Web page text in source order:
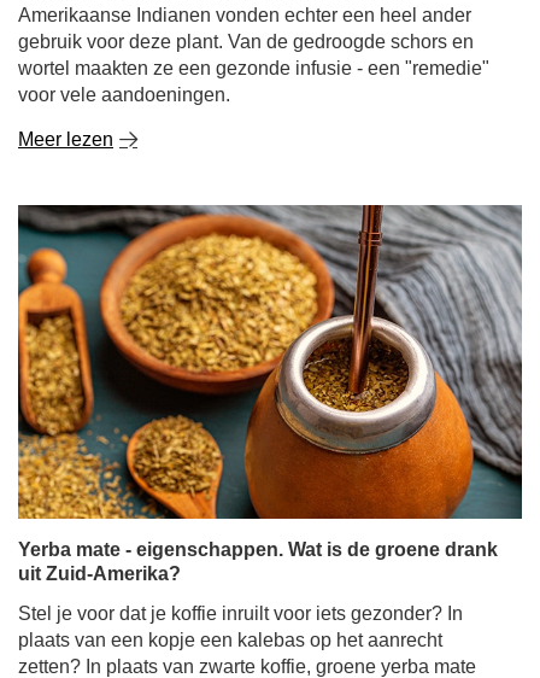
Amerikaanse Indianen vonden echter een heel ander
gebruik voor deze plant. Van de gedroogde schors en
wortel maakten ze een gezonde infusie - een "remedie"
voor vele aandoeningen.
Meer lezen
Yerba mate - eigenschappen. Wat is de groene drank
uit Zuid-Amerika?
Stel je voor dat je koffie inruilt voor iets gezonder? In
plaats van een kopje een kalebas op het aanrecht
zetten? In plaats van zwarte koffie, groene yerba mate